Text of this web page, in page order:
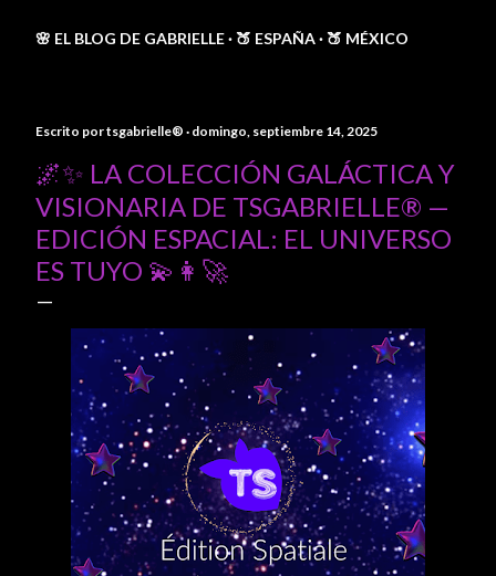
🌸 EL BLOG DE GABRIELLE 🍑 ESPAÑA 🍑 MÉXICO
Escrito portsgabrielle® domingo, septiembre 14, 2025
🌌✨ LA COLECCIÓN GALÁCTICA Y
VISIONARIA DE TSGABRIELLE® —
EDICIÓN ESPACIAL: EL UNIVERSO
ES TUYO 💫👩🚀